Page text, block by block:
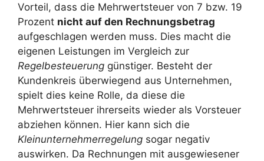
Vorteil, dass die Mehrwertsteuer von 7 bzw. 19
Prozent nicht auf den Rechnungsbetrag
aufgeschlagen werden muss. Dies macht die
eigenen Leistungen im Vergleich zur
Regelbesteuerung günstiger. Besteht der
Kundenkreis überwiegend aus Unternehmen,
spielt dies keine Rolle, da diese die
Mehrwertsteuer ihrerseits wieder als Vorsteuer
abziehen können. Hier kann sich die
Kleinunternehmerregelung sogar negativ
auswirken. Da Rechnungen mit ausgewiesener